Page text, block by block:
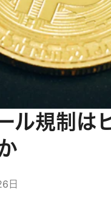
ル規制は
日